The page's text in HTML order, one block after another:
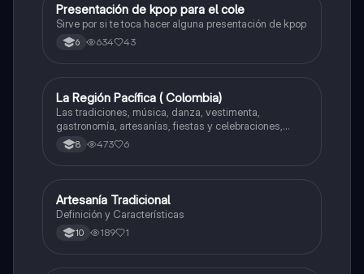
Artes
Presentación de kpop para el cole
Sirve por si te toca hacer alguna presentación de kpop
6 634 43
Artes
La Región Pacífica ( Colombia)
Las tradiciones, música, danza, vestimenta,
gastronomía, artesanías, fiestas y celebraciones,
medicina tradicional, ritmos e instrumentos
musicales.
8 473 6
Artes
Artesanía Tradicional
Definición y Características
10 189 1